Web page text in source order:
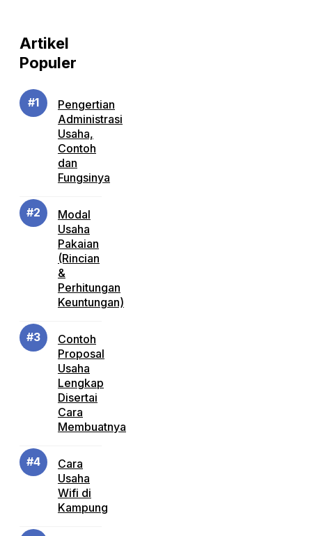
Artikel
Populer
Pengertian
Administrasi
Usaha,
Contoh
dan
Fungsinya
Modal
Usaha
Pakaian
(Rincian
&
Perhitungan
Keuntungan)
Contoh
Proposal
Usaha
Lengkap
Disertai
Cara
Membuatnya
Cara
Usaha
Wifi di
Kampung